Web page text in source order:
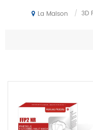
La Maison / 3D